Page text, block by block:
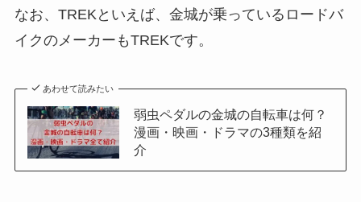
なお、TREKといえば、金城が乗っているロードバ
イクのメーカーもTREKです。
あわせて読みたい
弱虫ペダルの金城の自転車は何？
漫画・映画・ドラマの3種類を紹
介